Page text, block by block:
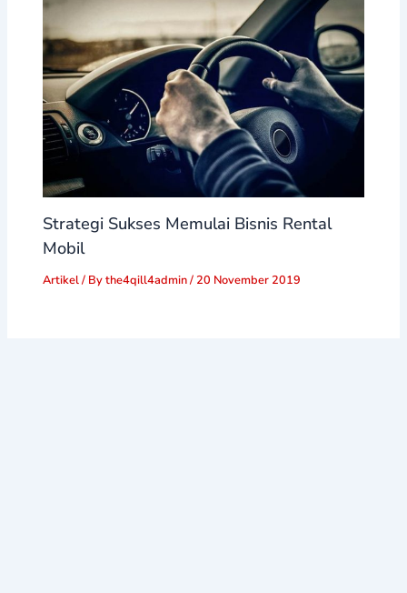
Strategi Sukses Memulai Bisnis Rental
Mobil
Artikel/ Bythe4qill4admin/ 20 November 2019